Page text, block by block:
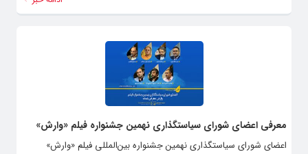
معرفی اعضای شورای سیاستگذاری نهمین جشنواره فیلم «وارش»
اعضای شورای سیاستگذاری نهمین جشنواره بین‌المللی فیلم «وارش»